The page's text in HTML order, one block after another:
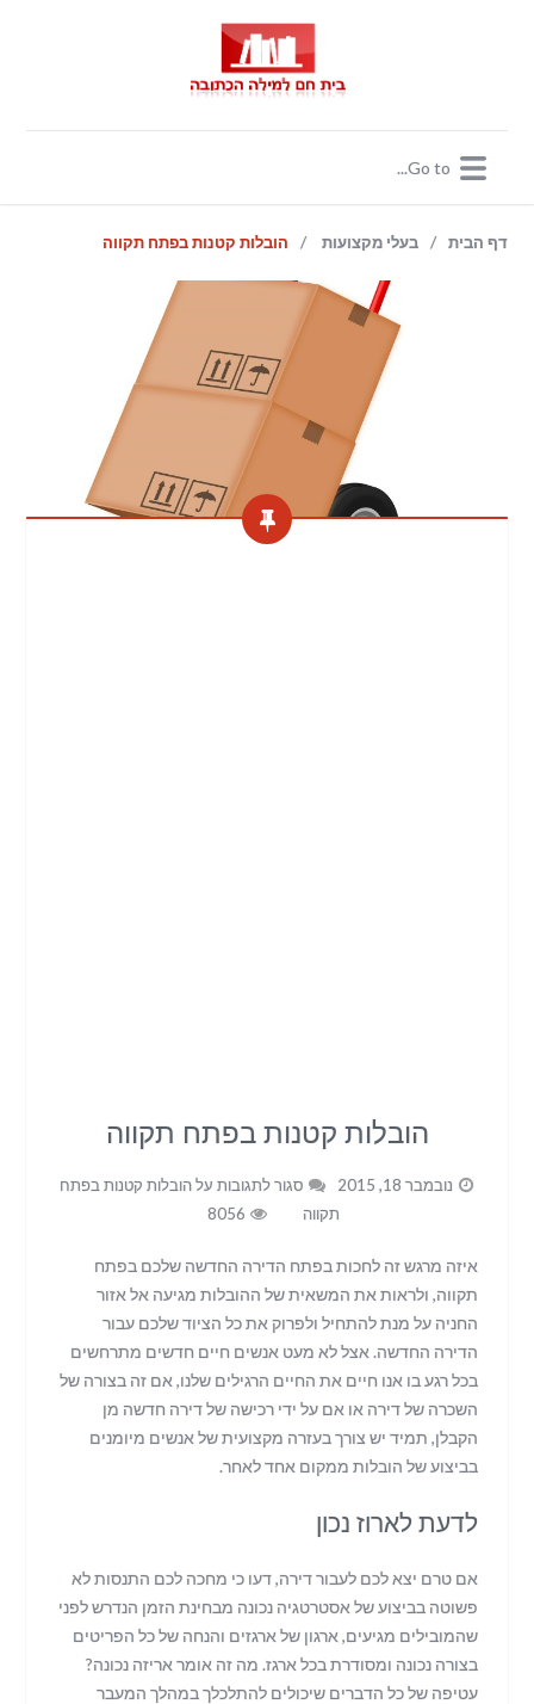
דף הבית / בעלי מקצועות / הובלות קטנות בפתח תקווה
הובלות קטנות בפתח תקווה
נובמבר 18, 2015 סגור לתגובות על הובלות קטנות בפתח
תקווה
איזה מרגש זה לחכות בפתח הדירה החדשה שלכם בפתח
תקווה, ולראות את המשאית של ההובלות מגיעה אל אזור
החניה על מנת להתחיל ולפרוק את כל הציוד שלכם עבור
הדירה החדשה. אצל לא מעט אנשים חיים חדשים מתרחשים
בכל רגע בו אנו חיים את החיים הרגילים שלנו, אם זה בצורה של
השכרה של דירה או אם על ידי רכישה של דירה חדשה מן
הקבלן, תמיד יש צורך בעזרה מקצועית של אנשים מיומנים
בביצוע של הובלות ממקום אחד לאחר.
לדעת לארוז נכון
אם טרם יצא לכם לעבור דירה, דעו כי מחכה לכם התנסות לא
פשוטה בביצוע של אסטרטגיה נכונה מבחינת הזמן הנדרש לפני
שהמובילים מגיעים, ארגון של ארגזים והנחה של כל הפריטים
בצורה נכונה ומסודרת בכל ארגז. מה זה אומר אריזה נכונה?
עטיפה של כל הדברים שיכולים להתלכלך במהלך המעבר